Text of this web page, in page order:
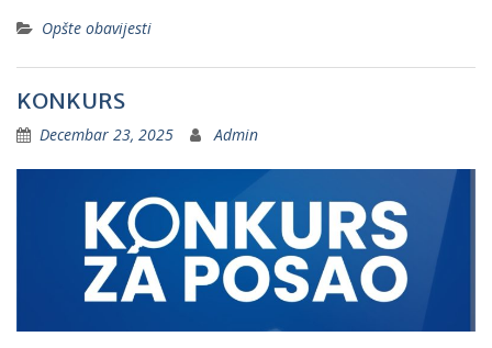
Opšte obavijesti
KONKURS
Decembar 23, 2025 Admin